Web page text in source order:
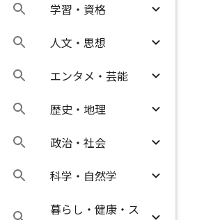
学習・資格
人文・思想
エンタメ・芸能
歴史・地理
政治・社会
科学・自然学
暮らし・健康・ス